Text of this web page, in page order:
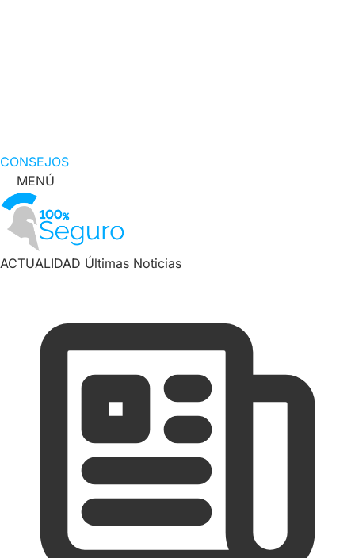
CONSEJOS
MENÚ
ACTUALIDAD Últimas Noticias